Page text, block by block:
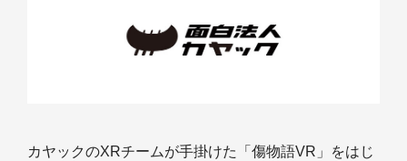
カヤックのXRチームが手掛けた「傷物語VR」をはじ